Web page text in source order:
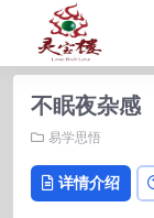
不眠夜杂感
易学思悟
详情介绍